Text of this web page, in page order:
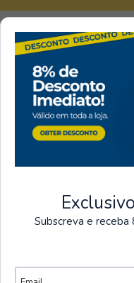
Livraison sous 24
48 heures.
Envio gratuito em
encomendas
a 80 € + IVA, exceto
ilhas.
Subscreva e